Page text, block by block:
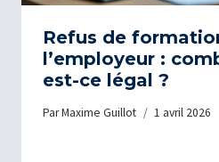
Refus de
l’employeur :
est-ce légal ?
ParMaxime Guillot 1 avril 2026